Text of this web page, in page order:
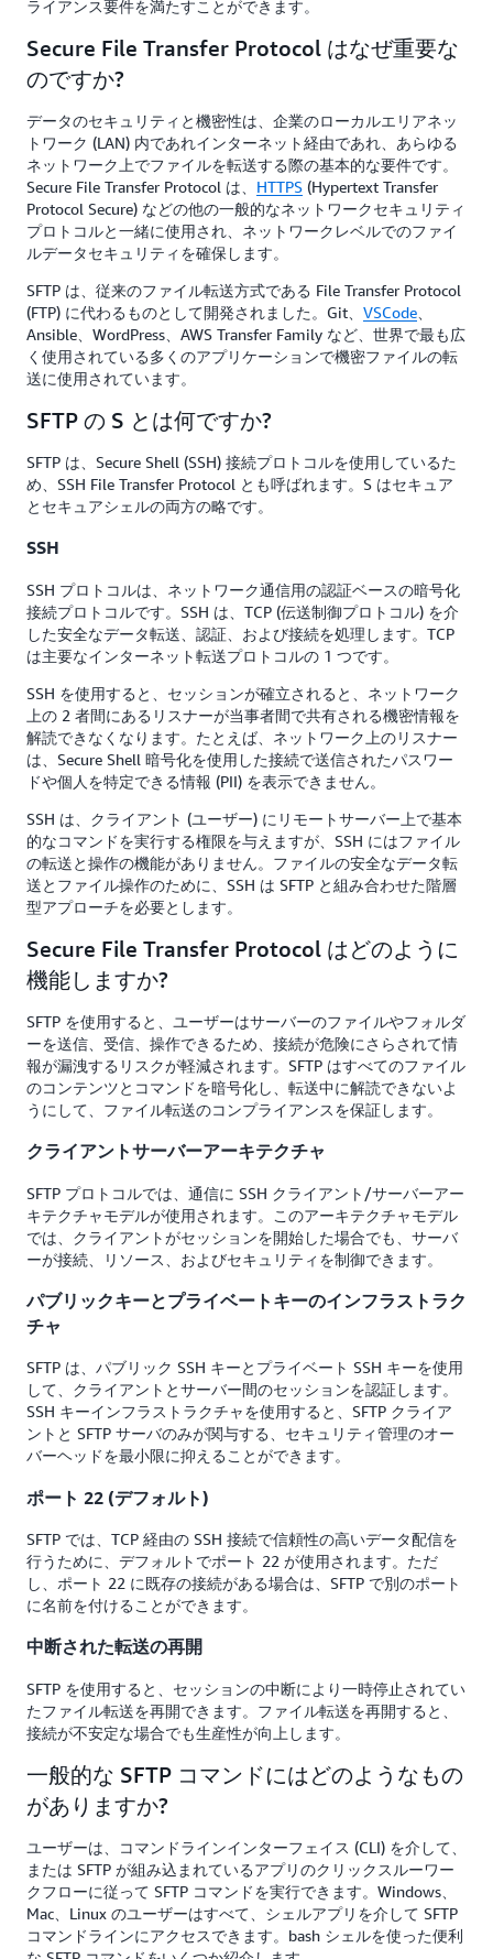
ライアンス要件を満たすことができます。
Secure File Transfer Protocol はなぜ重要な
のですか?
データのセキュリティと機密性は、企業のローカルエリアネッ
トワーク (LAN) 内であれインターネット経由であれ、あらゆる
ネットワーク上でファイルを転送する際の基本的な要件です。
Secure File Transfer Protocol は、 HTTPS (Hypertext Transfer
Protocol Secure) などの他の一般的なネットワークセキュリティ
プロトコルと一緒に使用され、ネットワークレベルでのファイ
ルデータセキュリティを確保します。
SFTP は、従来のファイル転送方式である File Transfer Protocol
(FTP) に代わるものとして開発されました。Git、 VSCode
Ansible、WordPress、AWS Transfer Family など、世界で最も広
く使用されている多くのアプリケーションで機密ファイルの転
送に使用されています。
SFTP の S とは何ですか?
SFTP は、Secure Shell (SSH) 接続プロトコルを使用しているた
め、SSH File Transfer Protocol とも呼ばれます。S はセキュア
とセキュアシェルの両方の略です。
SSH
SSH プロトコルは、ネットワーク通信用の認証ベースの暗号化
接続プロトコルです。SSH は、TCP (伝送制御プロトコル) を介
した安全なデータ転送、認証、および接続を処理します。TCP
は主要なインターネット転送プロトコルの 1 つです。
SSH を使用すると、セッションが確立されると、ネットワーク
上の 2 者間にあるリスナーが当事者間で共有される機密情報を
解読できなくなります。たとえば、ネットワーク上のリスナー
は、Secure Shell 暗号化を使用した接続で送信されたパスワー
ドや個人を特定できる情報 (PII) を表示できません。
SSH は、クライアント (ユーザー) にリモートサーバー上で基本
的なコマンドを実行する権限を与えますが、SSH にはファイル
の転送と操作の機能がありません。ファイルの安全なデータ転
送とファイル操作のために、SSH は SFTP と組み合わせた階層
型アプローチを必要とします。
Secure File Transfer Protocol はどのように
機能しますか?
SFTP を使用すると、ユーザーはサーバーのファイルやフォルダ
ーを送信、受信、操作できるため、接続が危険にさらされて情
報が漏洩するリスクが軽減されます。SFTP はすべてのファイル
のコンテンツとコマンドを暗号化し、転送中に解読できないよ
うにして、ファイル転送のコンプライアンスを保証します。
クライアントサーバーアーキテクチャ
SFTP プロトコルでは、通信に SSH クライアント/サーバーアー
キテクチャモデルが使用されます。このアーキテクチャモデル
では、クライアントがセッションを開始した場合でも、サーバ
ーが接続、リソース、およびセキュリティを制御できます。
パブリックキーとプライベートキーのインフラストラク
チャ
SFTP は、パブリック SSH キーとプライベート SSH キーを使用
して、クライアントとサーバー間のセッションを認証します。
SSH キーインフラストラクチャを使用すると、SFTP クライア
ントと SFTP サーバのみが関与する、セキュリティ管理のオー
バーヘッドを最小限に抑えることができます。
ポート 22 (デフォルト)
SFTP では、TCP 経由の SSH 接続で信頼性の高いデータ配信を
行うために、デフォルトでポート 22 が使用されます。ただ
し、ポート 22 に既存の接続がある場合は、SFTP で別のポート
に名前を付けることができます。
中断された転送の再開
SFTP を使用すると、セッションの中断により一時停止されてい
たファイル転送を再開できます。ファイル転送を再開すると、
接続が不安定な場合でも生産性が向上します。
一般的な SFTP コマンドにはどのようなもの
がありますか?
ユーザーは、コマンドラインインターフェイス (CLI) を介して、
または SFTP が組み込まれているアプリのクリックスルーワー
クフローに従って SFTP コマンドを実行できます。Windows、
Mac、Linux のユーザーはすべて、シェルアプリを介して SFTP
コマンドラインにアクセスできます。bash シェルを使った便利